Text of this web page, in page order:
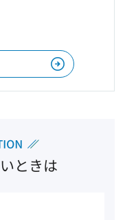
ときは